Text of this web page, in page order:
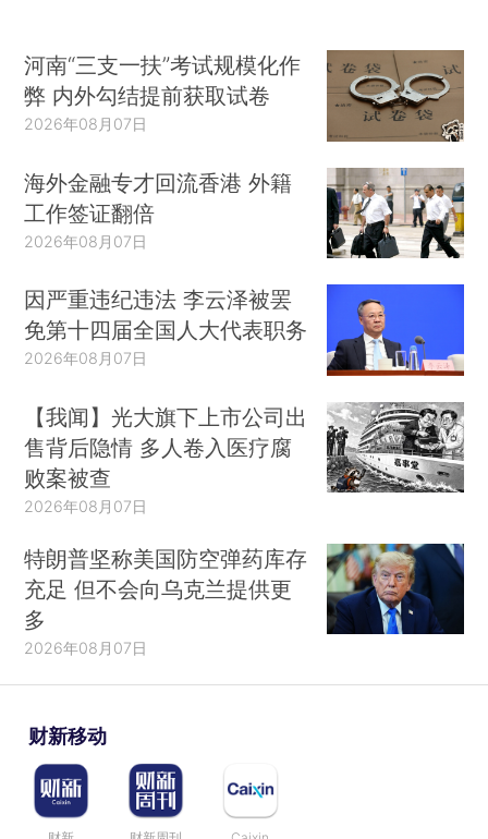
河南“三支一扶”考试规模化作
弊 内外勾结提前获取试卷
2026年08月07日
海外金融专才回流香港 外籍
工作签证翻倍
2026年08月07日
因严重违纪违法 李云泽被罢
免第十四届全国人大代表职务
2026年08月07日
【我闻】光大旗下上市公司出
售背后隐情 多人卷入医疗腐
败案被查
2026年08月07日
特朗普坚称美国防空弹药库存
充足 但不会向乌克兰提供更
多
2026年08月07日
财新移动